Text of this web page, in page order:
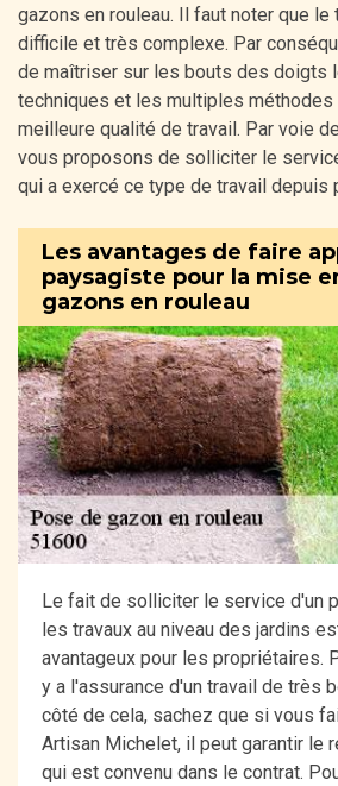
gazons en rouleau. Il faut noter que
difficile et très complexe. Par
de maîtriser sur les bouts des doigts
techniques et les multiples méthodes
meilleure qualité de travail. Par voie
vous proposons de solliciter le
qui a exercé ce type de travail depuis
Les avantages de faire
paysagiste pour la mise
gazons en rouleau
Le fait de solliciter le service d'un
les travaux au niveau des jardins
avantageux pour les propriétaires.
y a l'assurance d'un travail de très
côté de cela, sachez que si vous
Artisan Michelet, il peut garantir le
qui est convenu dans le contrat.